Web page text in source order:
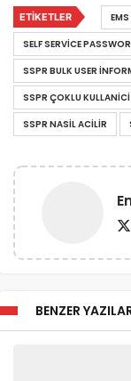
ETIKETLER EMS
SELF SERVICE
SSPR BULK USER
SSPR ÇOKLU
SSPR NASIL ACILIR
BENZER